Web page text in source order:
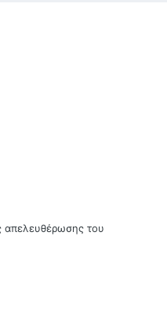
απελευθέρωσης του